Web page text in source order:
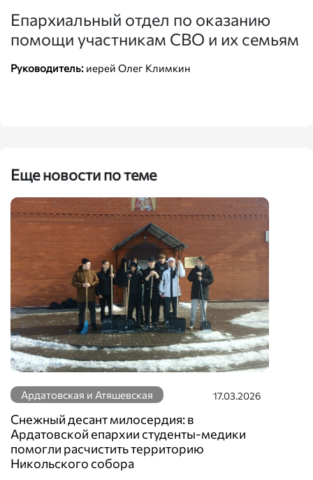
Епархиальный отдел по оказанию
помощи участникам СВО и их семьям
Руководитель: иерей Олег Климкин
Еще новости по теме
Ардатовская и Атяшевская 17.03.2026
Снежный десант милосердия: в
Ардатовской епархии студенты-медики
помогли расчистить территорию
Никольского собора